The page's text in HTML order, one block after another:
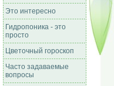
Это интересно
Гидропоника - это
просто
Цветочный гороскоп
Часто задаваемые
вопросы